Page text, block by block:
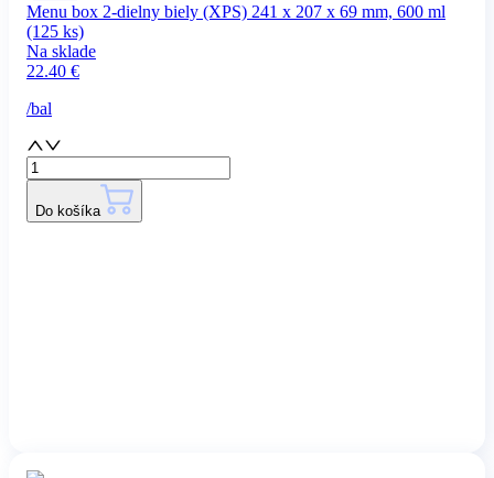
Menu box 2-dielny biely (XPS) 241 x 207 x 69 mm, 600 ml
(125 ks)
Na sklade
22.40 €
/bal
Do košíka